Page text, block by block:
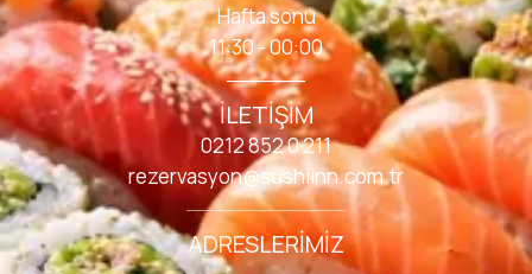
Hafta sonu
11:30 - 00:00
İLETIŞIM
0212 852 0 211
rezervasyon@sushiinn.com.tr
ADRESLERIMIZ